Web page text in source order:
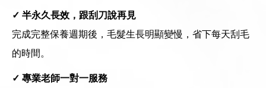
✓ 半永久長效，跟刮刀說再見
完成完整保養週期後，毛髮生長明顯變慢，省下每天刮毛
的時間。
✓ 專業老師一對一服務